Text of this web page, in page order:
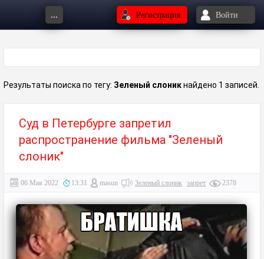
... Регистрация Войти
Результаты поиска по тегу: Зеленый слоникнайдено 1 записей.
Суд в Петербурге запретил
распространение фильма "Зеленый
слоник"
06 Мая 2022 13:31 masun Зеленый слоник запрет 2378